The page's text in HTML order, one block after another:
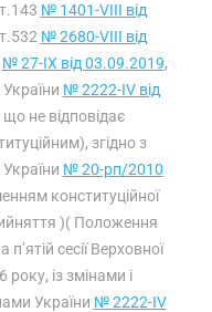
№ 1401-VIII від
№ 2680-VIII від
№ 27-IX від 03.09.2019,
№ 2222-IV від
не відповідає
згідно з
№ 20-рп/2010
конституційної
)( Положення
сесії Верховної
із змінами і
України № 2222-IV